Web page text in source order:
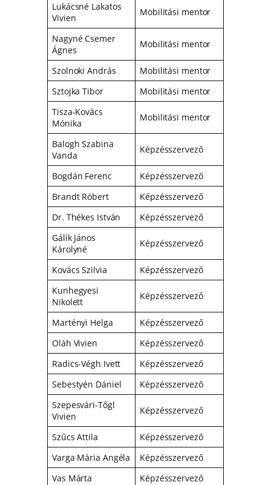
Lukácsné Lakatos
Vivien
Mobilitási mentor
Nagyné Csemer
Ágnes
Mobilitási mentor
Szolnoki András
Mobilitási mentor
Sztojka Tibor
Mobilitási mentor
Tisza-Kovács
Mónika
Mobilitási mentor
Balogh Szabina
Vanda
Képzésszervező
Bogdán Ferenc
Képzésszervező
Brandt Róbert
Képzésszervező
Dr. Thékes István
Képzésszervező
Gálik János
Károlyné
Képzésszervező
Kovács Szilvia
Képzésszervező
Kunhegyesi
Nikolett
Képzésszervező
Martényi Helga
Képzésszervező
Oláh Vivien
Képzésszervező
Radics-Végh Ivett
Képzésszervező
Sebestyén Dániel
Képzésszervező
Szepesvári-Tőgl
Vivien
Képzésszervező
Szűcs Attila
Képzésszervező
Varga Mária Angéla
Képzésszervező
Vas Márta
Képzésszervező